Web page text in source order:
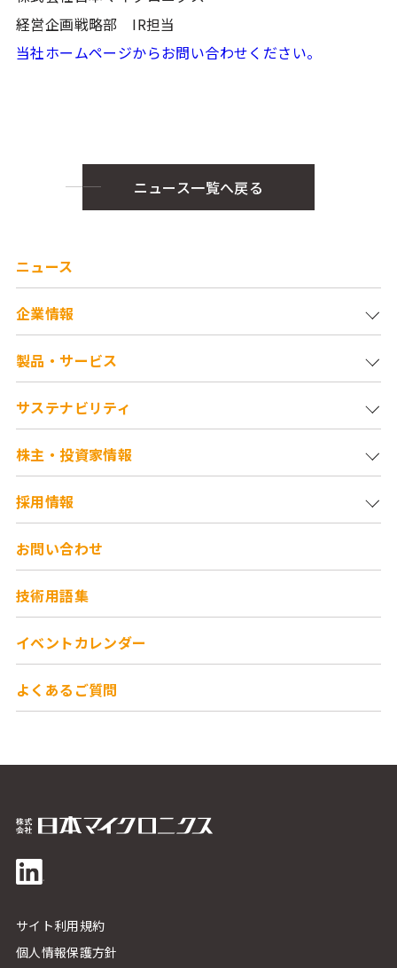
経営企画戦略部 IR担当
当社ホームページからお問い合わせください。
ニュース一覧へ戻る
ニュース
企業情報
製品・サービス
サステナビリティ
株主・投資家情報
採用情報
お問い合わせ
技術用語集
イベントカレンダー
よくあるご質問
サイト利用規約
個人情報保護方針